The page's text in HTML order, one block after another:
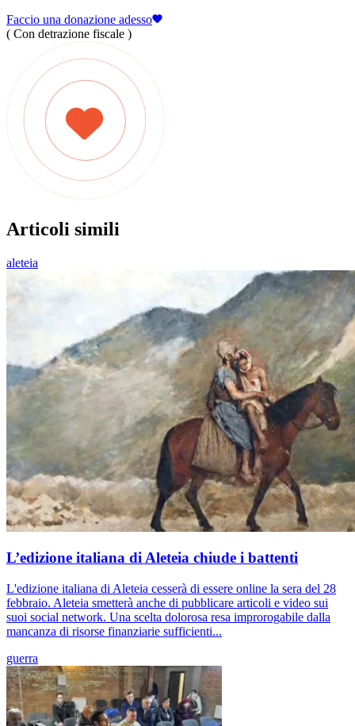
Faccio una donazione adesso
( Con detrazione fiscale )
Articoli simili
aleteia
L’edizione italiana di Aleteia chiude i battenti
L'edizione italiana di Aleteia cesserà di essere online la sera del 28
febbraio. Aleteia smetterà anche di pubblicare articoli e video sui
suoi social network. Una scelta dolorosa resa improrogabile dalla
mancanza di risorse finanziarie sufficienti...
guerra